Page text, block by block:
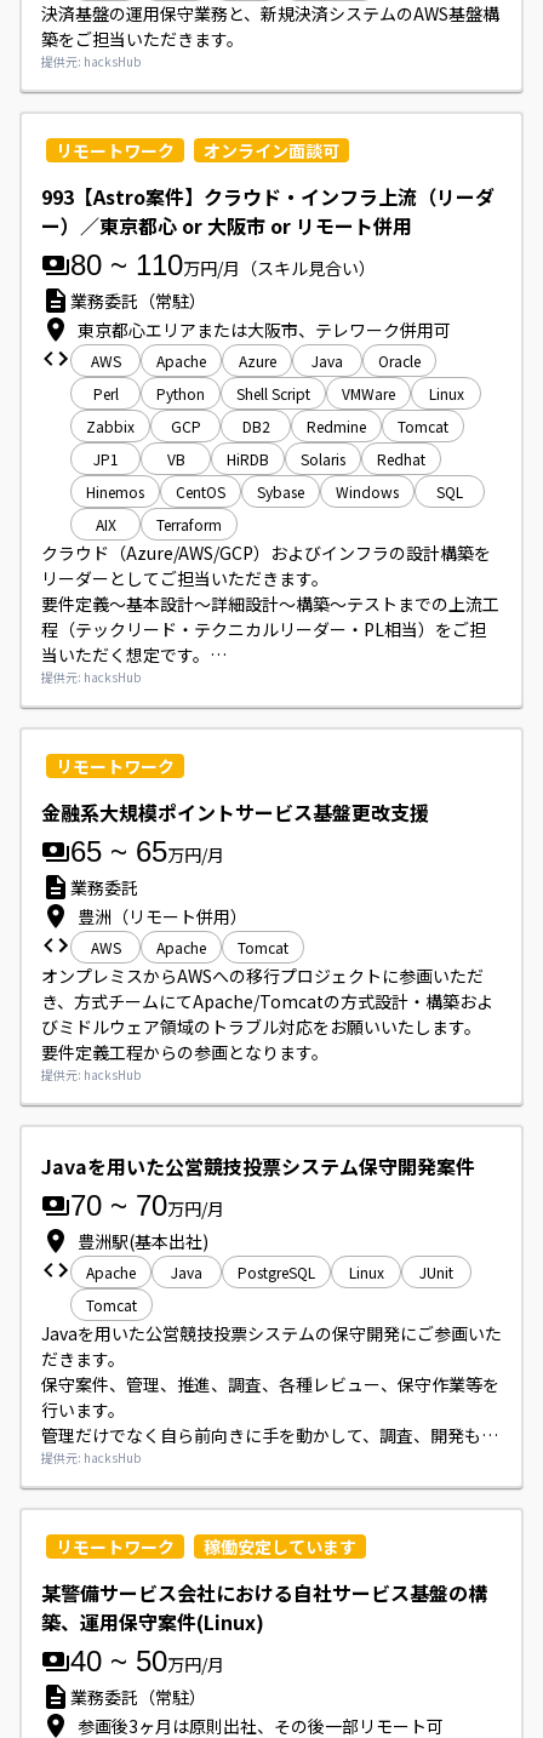
決済基盤の運用保守業務と、新規決済システムのAWS基盤構
築をご担当いただきます。
提供元: hacksHub
リモートワーク オンライン面談可
993【Astro案件】クラウド・インフラ上流（リーダ
ー）／東京都心 or 大阪市 or リモート併用
80 ~ 110万円/月 （スキル見合い）
業務委託（常駐）
東京都心エリアまたは大阪市、テレワーク併用可
AWS Apache Azure Java
Oracle
Perl
Python Shell Script VMWare
Linux
Zabbix
GCP DB2 Redmine
Tomcat
JP1
VB HiRDB Solaris
Redhat
Hinemos
CentOS Sybase Windows
SQL
AIX
Terraform
クラウド（Azure/AWS/GCP）およびインフラの設計構築を
リーダーとしてご担当いただきます。
要件定義～基本設計～詳細設計～構築～テストまでの上流工
程（テックリード・テクニカルリーダー・PL相当）をご担
当いただく想定です。
民間企業向け既存／新規システムの対応が中心で、必要に応
じて顧客折衝やチームマネジメントもお願いいたします。
提供元: hacksHub
リモートワーク
金融系大規模ポイントサービス基盤更改支援
65 ~ 65万円/月
業務委託
豊洲（リモート併用）
AWS Apache Tomcat
オンプレミスからAWSへの移行プロジェクトに参画いただ
き、方式チームにてApache/Tomcatの方式設計・構築およ
びミドルウェア領域のトラブル対応をお願いいたします。
要件定義工程からの参画となります。
提供元: hacksHub
Javaを用いた公営競技投票システム保守開発案件
70 ~ 70万円/月
豊洲駅(基本出社)
Apache Java PostgreSQL Linux
JUnit
Tomcat
Javaを用いた公営競技投票システムの保守開発にご参画いた
だきます。
保守案件、管理、推進、調査、各種レビュー、保守作業等を
行います。
管理だけでなく自ら前向きに手を動かして、調査、開発も行
える要員を募集しております。
サブリーダークラスのポジションです。
夜勤対応がありますので、ご理解のある方でお願いいたしま
す。
提供元: hacksHub
リモートワーク 稼働安定しています
某警備サービス会社における自社サービス基盤の構
築、運用保守案件(Linux)
40 ~ 50万円/月
業務委託（常駐）
参画後3ヶ月は原則出社、その後一部リモート可